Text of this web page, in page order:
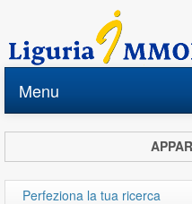
Menu
Perfeziona la tua ricerca